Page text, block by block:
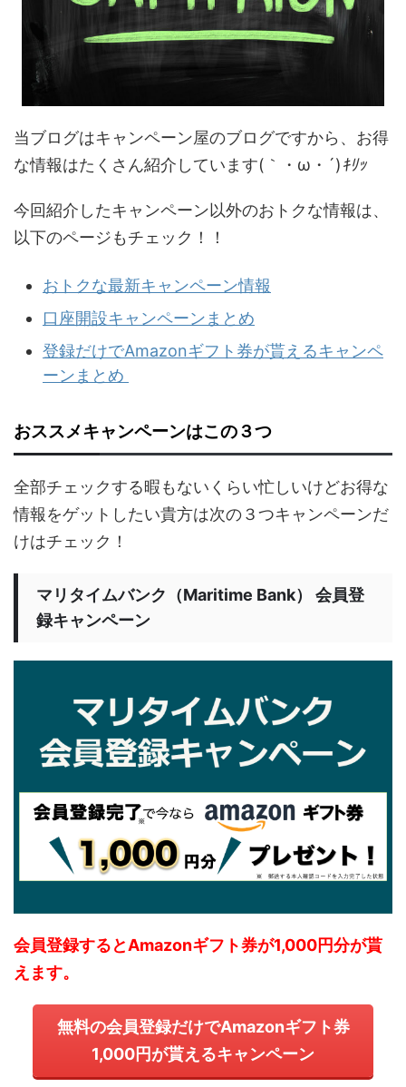
当ブログはキャンペーン屋のブログですから、お得
な情報はたくさん紹介しています(｀・ω・´)ｷﾘｯ
今回紹介したキャンペーン以外のおトクな情報は、
以下のページもチェック！！
おトクな最新キャンペーン情報
口座開設キャンペーンまとめ
登録だけでAmazonギフト券が貰えるキャンペ
ーンまとめ
おススメキャンペーンはこの３つ
全部チェックする暇もないくらい忙しいけどお得な
情報をゲットしたい貴方は次の３つキャンペーンだ
けはチェック！
マリタイムバンク（Maritime Bank） 会員登
録キャンペーン
会員登録するとAmazonギフト券が1,000円分が貰
えます。
無料の会員登録だけでAmazonギフト券
1,000円が貰えるキャンペーン